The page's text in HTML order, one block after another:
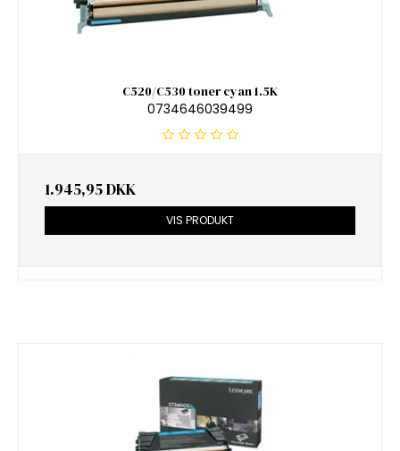
C520/C530 toner cyan 1.5K
0734646039499
1.945,95 DKK
VIS PRODUKT